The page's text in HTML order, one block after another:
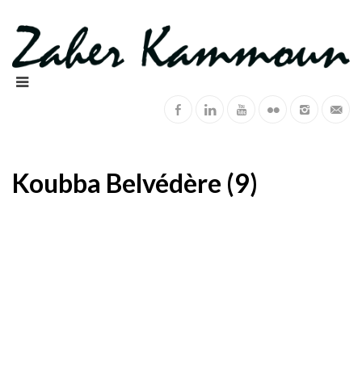
Koubba Belvédère (9)